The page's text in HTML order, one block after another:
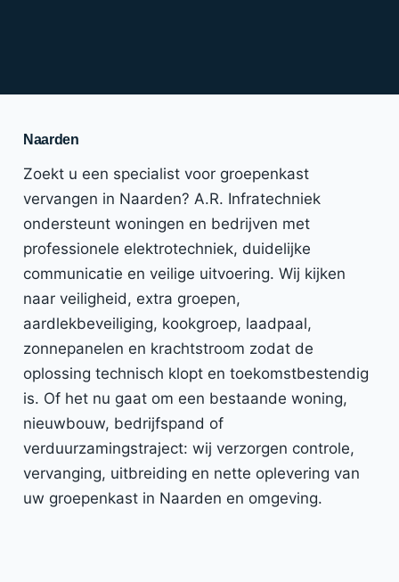
Naarden
Zoekt u een specialist voor groepenkast
vervangen in Naarden? A.R. Infratechniek
ondersteunt woningen en bedrijven met
professionele elektrotechniek, duidelijke
communicatie en veilige uitvoering. Wij kijken
naar veiligheid, extra groepen,
aardlekbeveiliging, kookgroep, laadpaal,
zonnepanelen en krachtstroom zodat de
oplossing technisch klopt en toekomstbestendig
is. Of het nu gaat om een bestaande woning,
nieuwbouw, bedrijfspand of
verduurzamingstraject: wij verzorgen controle,
vervanging, uitbreiding en nette oplevering van
uw groepenkast in Naarden en omgeving.